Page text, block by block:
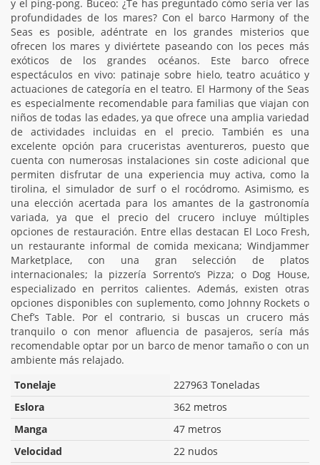
y el ping-pong. Buceo: ¿Te has preguntado cómo sería ver las
profundidades de los mares? Con el barco Harmony of the
Seas es posible, adéntrate en los grandes misterios que
ofrecen los mares y diviértete paseando con los peces más
exóticos de los grandes océanos. Este barco ofrece
espectáculos en vivo: patinaje sobre hielo, teatro acuático y
actuaciones de categoría en el teatro. El Harmony of the Seas
es especialmente recomendable para familias que viajan con
niños de todas las edades, ya que ofrece una amplia variedad
de actividades incluidas en el precio. También es una
excelente opción para cruceristas aventureros, puesto que
cuenta con numerosas instalaciones sin coste adicional que
permiten disfrutar de una experiencia muy activa, como la
tirolina, el simulador de surf o el rocódromo. Asimismo, es
una elección acertada para los amantes de la gastronomía
variada, ya que el precio del crucero incluye múltiples
opciones de restauración. Entre ellas destacan El Loco Fresh,
un restaurante informal de comida mexicana; Windjammer
Marketplace, con una gran selección de platos
internacionales; la pizzería Sorrento’s Pizza; o Dog House,
especializado en perritos calientes. Además, existen otras
opciones disponibles con suplemento, como Johnny Rockets o
Chef’s Table. Por el contrario, si buscas un crucero más
tranquilo o con menor afluencia de pasajeros, sería más
recomendable optar por un barco de menor tamaño o con un
ambiente más relajado.
Tonelaje
227963 Toneladas
Eslora
362 metros
Manga
47 metros
Velocidad
22 nudos